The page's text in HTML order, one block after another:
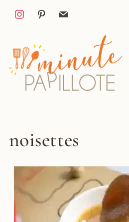
noisettes